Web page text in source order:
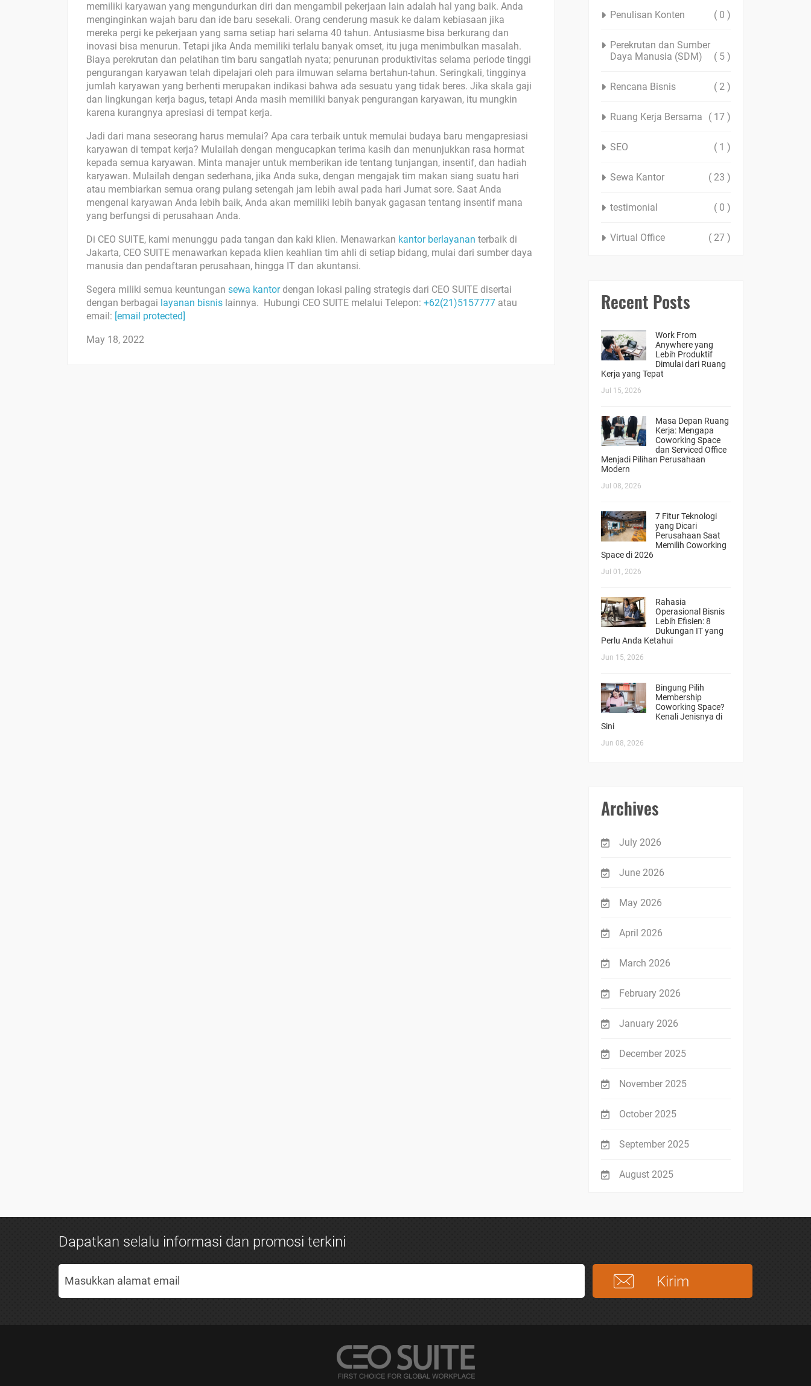
memiliki karyawan yang mengundurkan diri dan mengambil pekerjaan lain adalah hal yang baik. Anda
menginginkan wajah baru dan ide baru sesekali. Orang cenderung masuk ke dalam kebiasaan jika
mereka pergi ke pekerjaan yang sama setiap hari selama 40 tahun. Antusiasme bisa berkurang dan
inovasi bisa menurun. Tetapi jika Anda memiliki terlalu banyak omset, itu juga menimbulkan masalah.
Biaya perekrutan dan pelatihan tim baru sangatlah nyata; penurunan produktivitas selama periode tinggi
pengurangan karyawan telah dipelajari oleh para ilmuwan selama bertahun-tahun. Seringkali, tingginya
jumlah karyawan yang berhenti merupakan indikasi bahwa ada sesuatu yang tidak beres. Jika skala gaji
dan lingkungan kerja bagus, tetapi Anda masih memiliki banyak pengurangan karyawan, itu mungkin
karena kurangnya apresiasi di tempat kerja.
Jadi dari mana seseorang harus memulai? Apa cara terbaik untuk memulai budaya baru mengapresiasi
karyawan di tempat kerja? Mulailah dengan mengucapkan terima kasih dan menunjukkan rasa hormat
kepada semua karyawan. Minta manajer untuk memberikan ide tentang tunjangan, insentif, dan hadiah
karyawan. Mulailah dengan sederhana, jika Anda suka, dengan mengajak tim makan siang suatu hari
atau membiarkan semua orang pulang setengah jam lebih awal pada hari Jumat sore. Saat Anda
mengenal karyawan Anda lebih baik, Anda akan memiliki lebih banyak gagasan tentang insentif mana
yang berfungsi di perusahaan Anda.
Di CEO SUITE, kami menunggu pada tangan dan kaki klien. Menawarkan kantor berlayanan terbaik di
Jakarta, CEO SUITE menawarkan kepada klien keahlian tim ahli di setiap bidang, mulai dari sumber daya
manusia dan pendaftaran perusahaan, hingga IT dan akuntansi.
Segera miliki semua keuntungan sewa kantordengan lokasi paling strategis dari CEO SUITE disertai
dengan berbagai layanan bisnis lainnya. Hubungi CEO SUITE melalui Telepon: +62(21)5157777 atau
email: [email protected]
May 18, 2022
Penulisan Konten ( 0 )
Perekrutan dan Sumber
Daya Manusia (SDM)
( 5 )
Rencana Bisnis ( 2 )
Ruang Kerja Bersama ( 17 )
SEO ( 1 )
Sewa Kantor ( 23 )
testimonial ( 0 )
Virtual Office ( 27 )
Recent Posts
Work From
Anywhere yang
Lebih Produktif
Dimulai dari Ruang
Kerja yang Tepat
Jul 15, 2026
Masa Depan Ruang
Kerja: Mengapa
Coworking Space
dan Serviced Office
Menjadi Pilihan Perusahaan
Modern
Jul 08, 2026
7 Fitur Teknologi
yang Dicari
Perusahaan Saat
Memilih Coworking
Space di 2026
Jul 01, 2026
Rahasia
Operasional Bisnis
Lebih Efisien: 8
Dukungan IT yang
Perlu Anda Ketahui
Jun 15, 2026
Bingung Pilih
Membership
Coworking Space?
Kenali Jenisnya di
Sini
Jun 08, 2026
Archives
July 2026
June 2026
May 2026
April 2026
March 2026
February 2026
January 2026
December 2025
November 2025
October 2025
September 2025
August 2025
Dapatkan selalu informasi dan promosi terkini